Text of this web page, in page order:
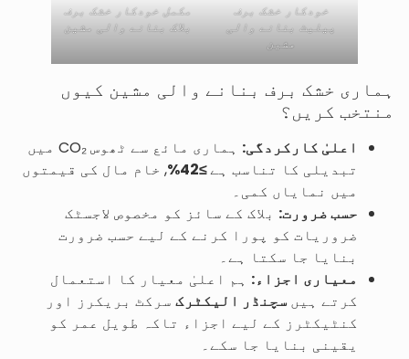
خودکار خشک برف
پیلیٹ بنانے والی
مشین
مکمل خودکار خشک برف
بلاک بنانے والی مشین
ہماری خشک برف بنانے والی مشین کیوں
منتخب کریں؟
اعلیٰ کارکردگی:
ہماری مائع سے ٹھوس CO₂ میں
تبدیلی کا تناسب ہے≥42%
, خام مال کی قیمتوں
میں نمایاں کمی۔
حسب ضرورت: بلاک کے سائز کو مخصوص لاجسٹک
ضروریات کو پورا کرنے کے لیے حسب ضرورت
بنایا جا سکتا ہے۔
معیاری اجزاء: ہم اعلیٰ معیار کا استعمال
کرتے ہیںسچنڈر الیکٹرک سرکٹ بریکرز اور
کنٹیکٹرز کے لیے اجزاء تاکہ طویل عمر کو
یقینی بنایا جا سکے۔